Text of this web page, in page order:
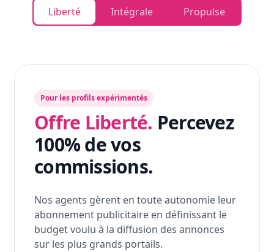
Liberté Intégrale Propulse
Pour les profils expérimentés
Offre Liberté. Percevez
100% de vos
commissions.
Nos agents gèrent en toute autonomie leur
abonnement publicitaire en définissant le
budget voulu à la diffusion des annonces
sur les plus grands portails.